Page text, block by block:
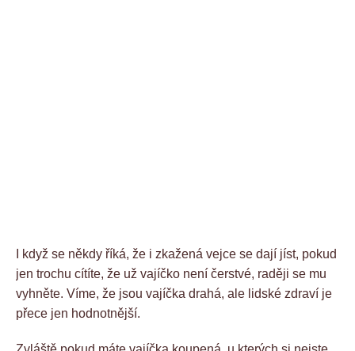
I když se někdy říká, že i zkažená vejce se dají jíst, pokud
jen trochu cítíte, že už vajíčko není čerstvé, raději se mu
vyhněte. Víme, že jsou vajíčka drahá, ale lidské zdraví je
přece jen hodnotnější.